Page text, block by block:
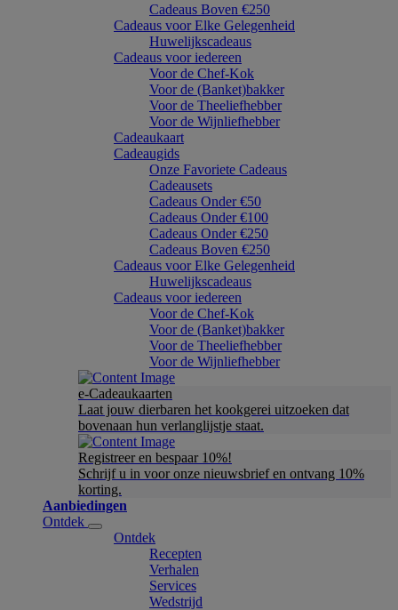
Cadeaus Boven €250
Cadeaus voor Elke Gelegenheid
Huwelijkscadeaus
Cadeaus voor iedereen
Voor de Chef-Kok
Voor de (Banket)bakker
Voor de Theeliefhebber
Voor de Wijnliefhebber
Cadeaukaart
Cadeaugids
Onze Favoriete Cadeaus
Cadeausets
Cadeaus Onder €50
Cadeaus Onder €100
Cadeaus Onder €250
Cadeaus Boven €250
Cadeaus voor Elke Gelegenheid
Huwelijkscadeaus
Cadeaus voor iedereen
Voor de Chef-Kok
Voor de (Banket)bakker
Voor de Theeliefhebber
Voor de Wijnliefhebber
e-Cadeaukaarten
Laat jouw dierbaren het kookgerei uitzoeken dat
bovenaan hun verlanglijstje staat.
Registreer en bespaar 10%!
Schrijf u in voor onze nieuwsbrief en ontvang 10%
korting.
Aanbiedingen
Ontdek
Ontdek
Recepten
Verhalen
Services
Wedstrijd